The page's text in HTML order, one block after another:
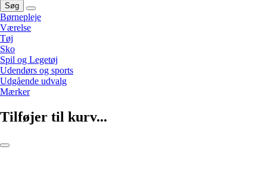
Søg
Børnepleje
Værelse
Tøj
Sko
Spil og Legetøj
Udendørs og sports
Udgående udvalg
Mærker
Tilføjer til kurv...